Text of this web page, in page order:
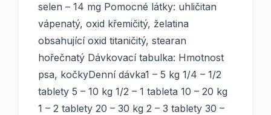
selen – 14 mg Pomocné látky: uhličitan
vápenatý, oxid křemičitý, želatina
obsahující oxid titaničitý, stearan
hořečnatý Dávkovací tabulka: Hmotnost
psa, kočkyDenní dávka1 – 5 kg 1/4 – 1/2
tablety 5 – 10 kg 1/2 – 1 tableta 10 – 20 kg
1 – 2 tablety 20 – 30 kg 2 – 3 tablety 30 –